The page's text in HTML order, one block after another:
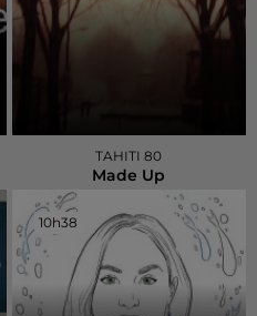
TAHITI 80
Made Up
10h38
10h38